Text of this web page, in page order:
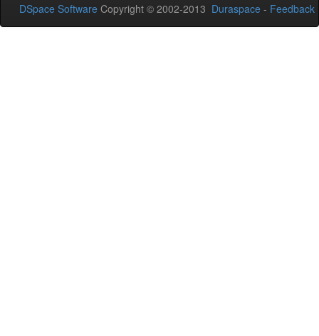
DSpace Software Copyright © 2002-2013 Duraspace - Feedback